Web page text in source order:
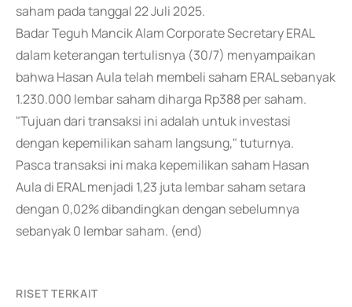
saham pada tanggal 22 Juli 2025.
Badar Teguh Mancik Alam Corporate Secretary ERAL
dalam keterangan tertulisnya (30/7) menyampaikan
bahwa Hasan Aula telah membeli saham ERAL sebanyak
1.230.000 lembar saham diharga Rp388 per saham.
"Tujuan dari transaksi ini adalah untuk investasi
dengan kepemilikan saham langsung," tuturnya.
Pasca transaksi ini maka kepemilikan saham Hasan
Aula di ERAL menjadi 1,23 juta lembar saham setara
dengan 0,02% dibandingkan dengan sebelumnya
sebanyak 0 lembar saham. (end)
RISET TERKAIT